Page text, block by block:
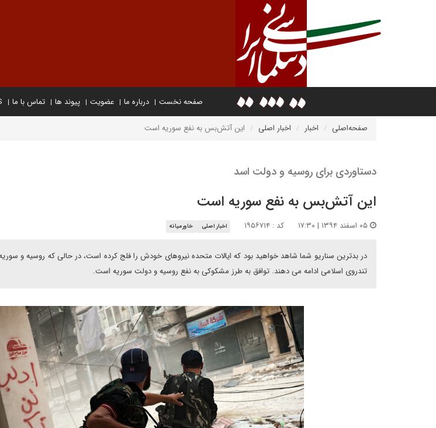
صفحه نخست درباره ما عضویت پیوند ها تماس با ما
صفحه‌اصلی اخبار اخبار اصلی این آتش‌بس به نفع سوریه است
دستاوردی برای روسیه و دولت اسد
این آتش‌بس به نفع سوریه است
کد : ۱۹۵۶۷۱۴ اخبار اصلی خاورمیانه
در بدترین سناریو شما شاهد خواهید بود که ایالات متحده نیروهای خودش را فلج کرده است، در حالی که روسیه و سوریه
تندروی اسلامی ادامه می دهند. توافق به طرز مشکوکی به نفع روسیه و دولت سوریه است.